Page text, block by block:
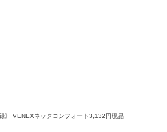
》 VENEXネックコンフォート3,132円現品